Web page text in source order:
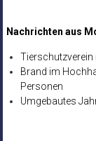
Nachrichten aus
Tierschutzverein
Brand im
Personen
Umgebautes